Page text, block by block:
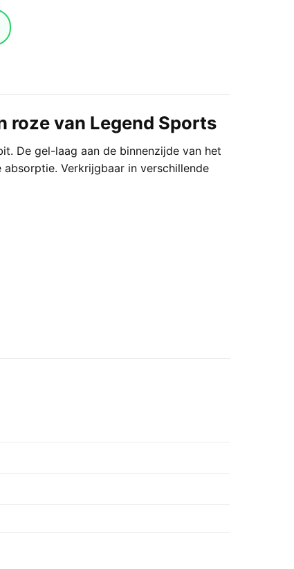
roze van Legend Sports
De gel-laag aan de binnenzijde van het
Verkrijgbaar in verschillende